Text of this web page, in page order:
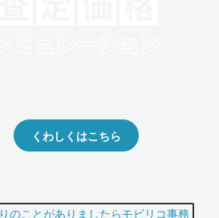
くわしくはこちら